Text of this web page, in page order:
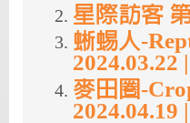
星際訪客
蜥蜴人-
2024.03.22
麥田圈-
2024.04.19